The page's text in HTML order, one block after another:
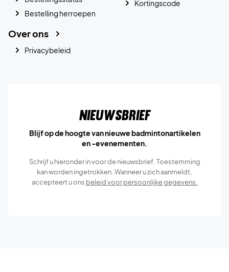
Bestelling herroepen
Kortingscode
Over ons
Privacybeleid
Nieuwsbrief
Blijf op de hoogte van nieuwe badmintonartikelen
en -evenementen.
Schrijf u hieronder in voor de nieuwsbrief. Toestemming
kan worden ingetrokken. Wanneer u zich aanmeldt,
accepteert u ons beleid voor persoonlijke gegevens.